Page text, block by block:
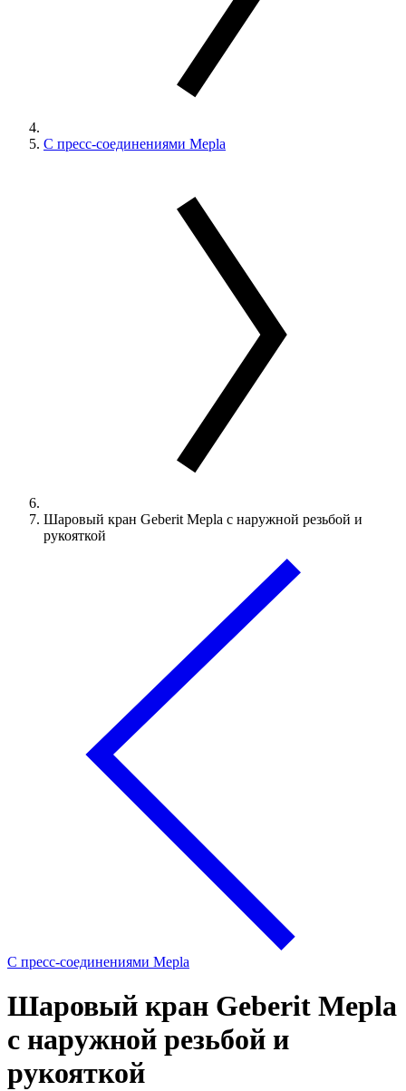
С пресс-соединениями Mepla
Шаровый кран Geberit Mepla с наружной резьбой и
рукояткой
С пресс-соединениями Mepla
Шаровый кран Geberit Mepla
с наружной резьбой и
рукояткой